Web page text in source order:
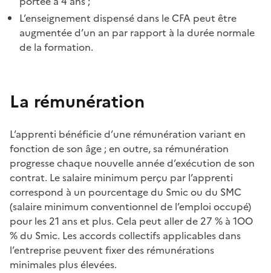
L’enseignement dispensédans le CFA peut être
augmentéed’un an par rapport à la durée normale
de la formation.
La rémunération
L’apprenti bénéficied’une rémunération variant en
fonction de son âge ; en outre, sa rémunération
progressechaque nouvelle annéed’exécution de son
contrat. Lesalaire minimum perçu par l’apprenti
correspond à un pourcentagedu Smicou du SMC
(salaire minimum conventionnel de l’emploi occupé)
pour les 21 ans et plus. Cela peut allerde 27 % à 1OO
% du Smic. Les accordscollectifs applicablesdans
l’entreprise peuvent fixerdes rémunérations
minimales plusélevées.